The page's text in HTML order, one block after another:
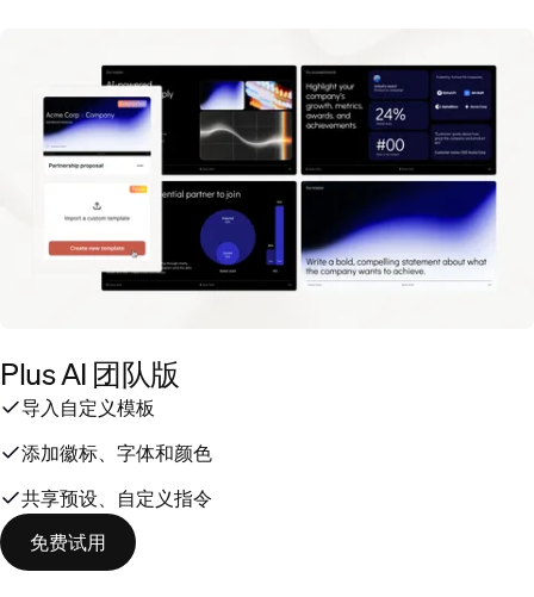
Plus AI 团队版
导入自定义模板
添加徽标、字体和颜色
共享预设、自定义指令
免费试用